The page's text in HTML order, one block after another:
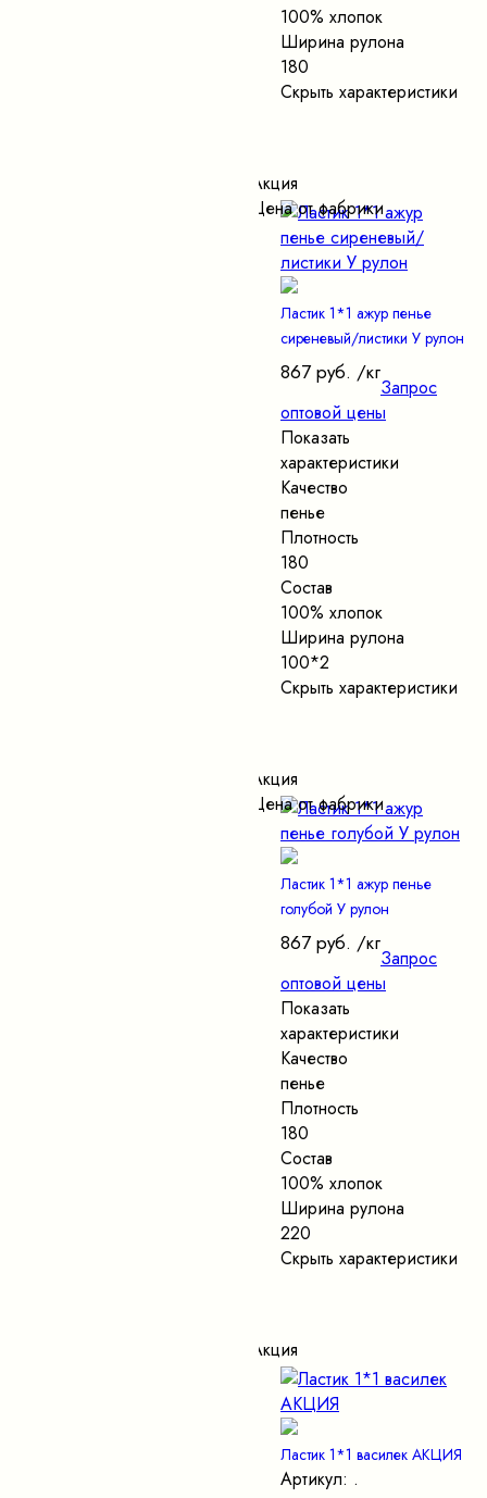
100% хлопок
Ширина рулона
180
Скрыть характеристики
Акция
Цена от фабрики
Ластик 1*1 ажур пенье
сиреневый/листики У рулон
867 руб. /кг
Запрос
оптовой цены
Показать
характеристики
Качество
пенье
Плотность
180
Состав
100% хлопок
Ширина рулона
100*2
Скрыть характеристики
Акция
Цена от фабрики
Ластик 1*1 ажур пенье
голубой У рулон
867 руб. /кг
Запрос
оптовой цены
Показать
характеристики
Качество
пенье
Плотность
180
Состав
100% хлопок
Ширина рулона
220
Скрыть характеристики
Акция
Ластик 1*1 василек АКЦИЯ
Артикул: .